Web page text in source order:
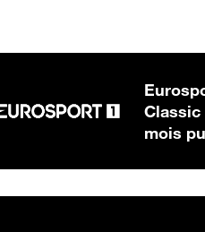
mois